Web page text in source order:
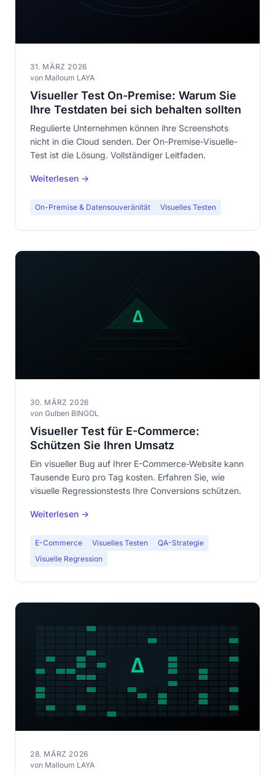
31. MÄRZ 2026
von Malloum LAYA
Visueller Test On-Premise: Warum Sie
Ihre Testdaten bei sich behalten sollten
Regulierte Unternehmen können ihre Screenshots
nicht in die Cloud senden. Der On-Premise-Visuelle-
Test ist die Lösung. Vollständiger Leitfaden.
Weiterlesen →
On-Premise & Datensouveränität Visuelles Testen
30. MÄRZ 2026
von Gulben BINGOL
Visueller Test für E-Commerce:
Schützen Sie Ihren Umsatz
Ein visueller Bug auf Ihrer E-Commerce-Website kann
Tausende Euro pro Tag kosten. Erfahren Sie, wie
visuelle Regressionstests Ihre Conversions schützen.
Weiterlesen →
E-Commerce Visuelles Testen
QA-Strategie
Visuelle Regression
28. MÄRZ 2026
von Malloum LAYA